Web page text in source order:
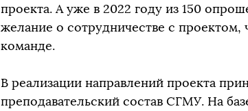
проекта. А уже в 2022 году из 150
желание о сотрудничестве с проектом,
команде.
В реализации направлений проекта
преподавательский состав СГМУ. На